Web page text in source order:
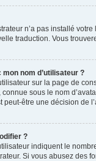
n’a pas installé
traduction. Vous
nom d’utilisateur ?
sur la page de
sous le nom
peut-être une décision
?
indiquent le
Si vous abusez